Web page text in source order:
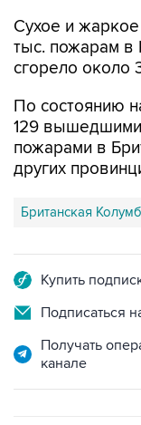
Сухое и
тыс. пожарам в
сгорело около
По состоянию
129 вышедшими
пожарами в
других
Британская
Купить
Подписаться
Получать
канале